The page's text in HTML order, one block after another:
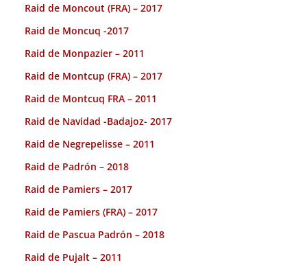
Raid de Moncout (FRA) – 2017
Raid de Moncuq -2017
Raid de Monpazier – 2011
Raid de Montcup (FRA) – 2017
Raid de Montcuq FRA – 2011
Raid de Navidad -Badajoz- 2017
Raid de Negrepelisse – 2011
Raid de Padrón – 2018
Raid de Pamiers – 2017
Raid de Pamiers (FRA) – 2017
Raid de Pascua Padrón – 2018
Raid de Pujalt – 2011